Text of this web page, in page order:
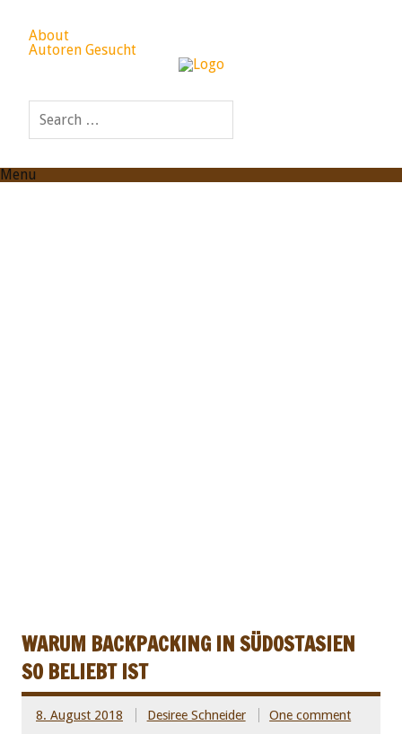
About
Autoren Gesucht
Menu
WARUM BACKPACKING IN SÜDOSTASIEN
SO BELIEBT IST
8. August 2018 Desiree Schneider One comment